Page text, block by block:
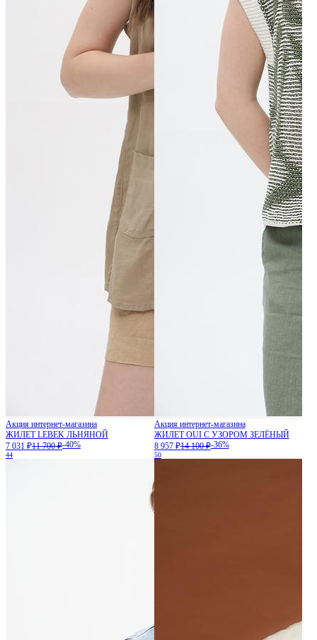
Акция интернет-магазина
ЖИЛЕТ LEBEK ЛЬНЯНОЙ
7 031 ₽11 700 ₽-40%
44
Акция интернет-магазина
ЖИЛЕТ OUI С УЗОРОМ ЗЕЛЁНЫЙ
8 957 ₽14 100 ₽-36%
50